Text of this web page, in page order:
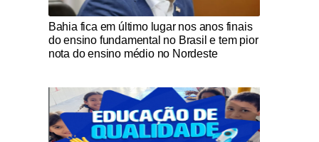
Notícias Católicas
Bahia fica em último lugar nos anos finais
do ensino fundamental no Brasil e tem pior
nota do ensino médio no Nordeste